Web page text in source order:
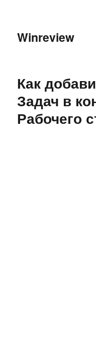
Winreview
Как
Задач в
Рабочего